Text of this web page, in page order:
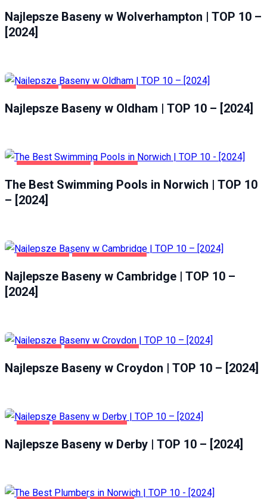
Najlepsze Baseny w Wolverhampton | TOP 10 –
[2024]
Najlepsze Baseny w Oldham | TOP 10 – [2024]
The Best Swimming Pools in Norwich | TOP 10
– [2024]
Najlepsze Baseny w Cambridge | TOP 10 –
[2024]
Najlepsze Baseny w Croydon | TOP 10 – [2024]
Najlepsze Baseny w Derby | TOP 10 – [2024]